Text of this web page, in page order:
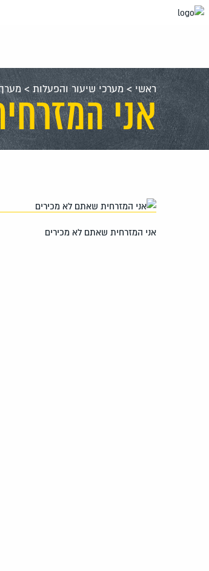
עבור
ראשי>מערכי שיעור והפעלות>
אני
אני המזרחית שאתם לא מכירים